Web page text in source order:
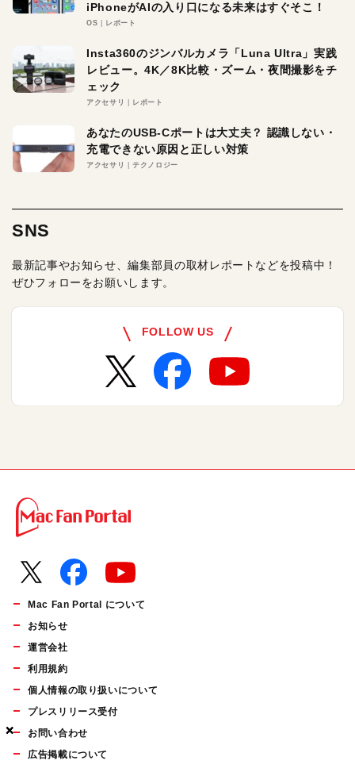
×
×
×
iPhoneがAIの入り口になる未来はすぐそこ！
OS レポート
Insta360のジンバルカメラ「Luna Ultra」実践
レビュー。4K／8K比較・ズーム・夜間撮影をチ
ェック
アクセサリ レポート
あなたのUSB-Cポートは大丈夫？ 認識しない・
充電できない原因と正しい対策
アクセサリ テクノロジー
SNS
最新記事やお知らせ、編集部員の取材レポートなどを投稿中！
ぜひフォローをお願いします。
FOLLOW US
Mac Fan Portal について
お知らせ
運営会社
利用規約
個人情報の取り扱いについて
プレスリリース受付
お問い合わせ
広告掲載について